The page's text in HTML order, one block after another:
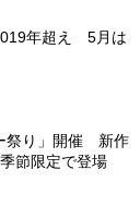
年超え 5月は
祭り」開催 新作
節限定で登場